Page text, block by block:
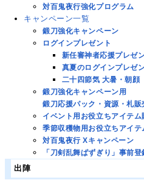
対百鬼夜行強化プログラム
キャンペーン一覧
鍛刀強化キャンペーン
ログインプレゼント
新任審神者応援プレゼ
真夏のログインプレゼ
二十四節気 大暑・朝顔
鍛刀強化キャンペーン用
鍛刀応援パック・資源・札販
イベント用お役立ちアイテム
季節収穫物用お役立ちアイテ
対百鬼夜行 Xキャンペーン
「刀剣乱舞ぱずぎり」事前登
出陣